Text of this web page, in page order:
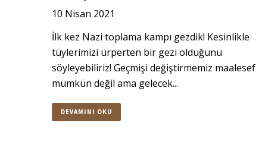
10 Nisan 2021
İlk kez Nazi toplama kampı gezdik! Kesinlikle
tüylerimizi ürperten bir gezi olduğunu
söyleyebiliriz! Geçmişi değiştirmemiz maalesef
mümkün değil ama gelecek...
DEVAMINI OKU